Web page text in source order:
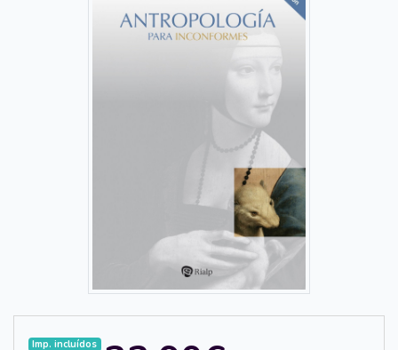
Imp. incluídos